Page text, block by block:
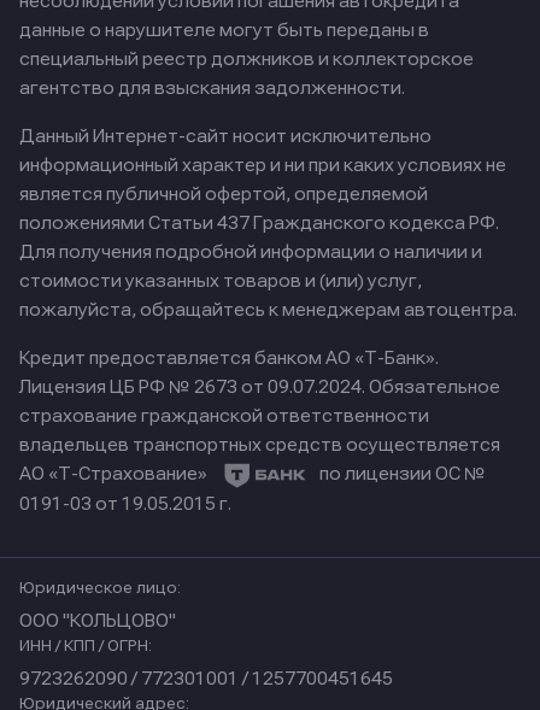
данные о нарушителе могут быть переданы в
специальный реестр должников и коллекторское
агентство для взыскания задолженности.
Данный Интернет-сайт носит исключительно
информационный характер и ни при каких условиях не
является публичной офертой, определяемой
положениями Статьи 437 Гражданского кодекса РФ.
Для получения подробной информации о наличии и
стоимости указанных товаров и (или) услуг,
пожалуйста, обращайтесь к менеджерам автоцентра.
Кредит предоставляется банком АО «Т-Банк».
Лицензия ЦБ РФ № 2673 от 09.07.2024. Обязательное
страхование гражданской ответственности
владельцев транспортных средств осуществляется
АО «Т-Страхование»
по лицензии ОС №
0191-03 от 19.05.2015 г.
Юридическое лицо:
ООО "КОЛЬЦОВО"
ИНН / КПП / ОГРН:
9723262090 / 772301001 / 1257700451645
Юридический адрес: